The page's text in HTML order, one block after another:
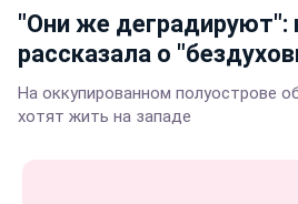
"Они же деградируют":
рассказала о
На оккупированном полуострове
хотят жить на западе